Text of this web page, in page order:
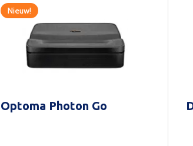
Nieuw!
Optoma Photon Go